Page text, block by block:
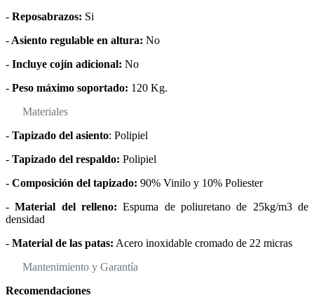
- Reposabrazos: Si
- Asiento regulable en altura: No
- Incluye cojín adicional: No
- Peso máximo soportado: 120 Kg.
Materiales
- Tapizado del asiento: Polipiel
- Tapizado del respaldo: Polipiel
- Composición del tapizado: 90% Vinilo y 10% Poliester
- Material del relleno: Espuma de poliuretano de 25kg/m3 de
densidad
- Material de las patas: Acero inoxidable cromado de 22 micras
Mantenimiento y Garantía
Recomendaciones